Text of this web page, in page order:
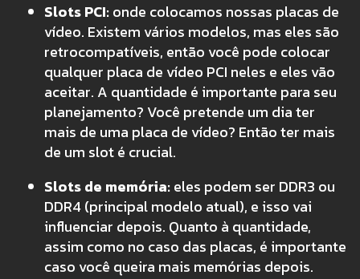
Slots PCI:onde colocamos nossas placas de
vídeo. Existem vários modelos, mas eles são
retrocompatíveis, então você pode colocar
qualquer placa de vídeo PCI neles e eles vão
aceitar. A quantidade é importante para seu
planejamento? Você pretende um dia ter
mais de uma placa de vídeo? Então ter mais
de um slot é crucial.
Slots de memória:eles podem ser DDR3 ou
DDR4 (principal modelo atual), e isso vai
influenciar depois. Quanto à quantidade,
assim como no caso das placas, é importante
caso você queira mais memórias depois.